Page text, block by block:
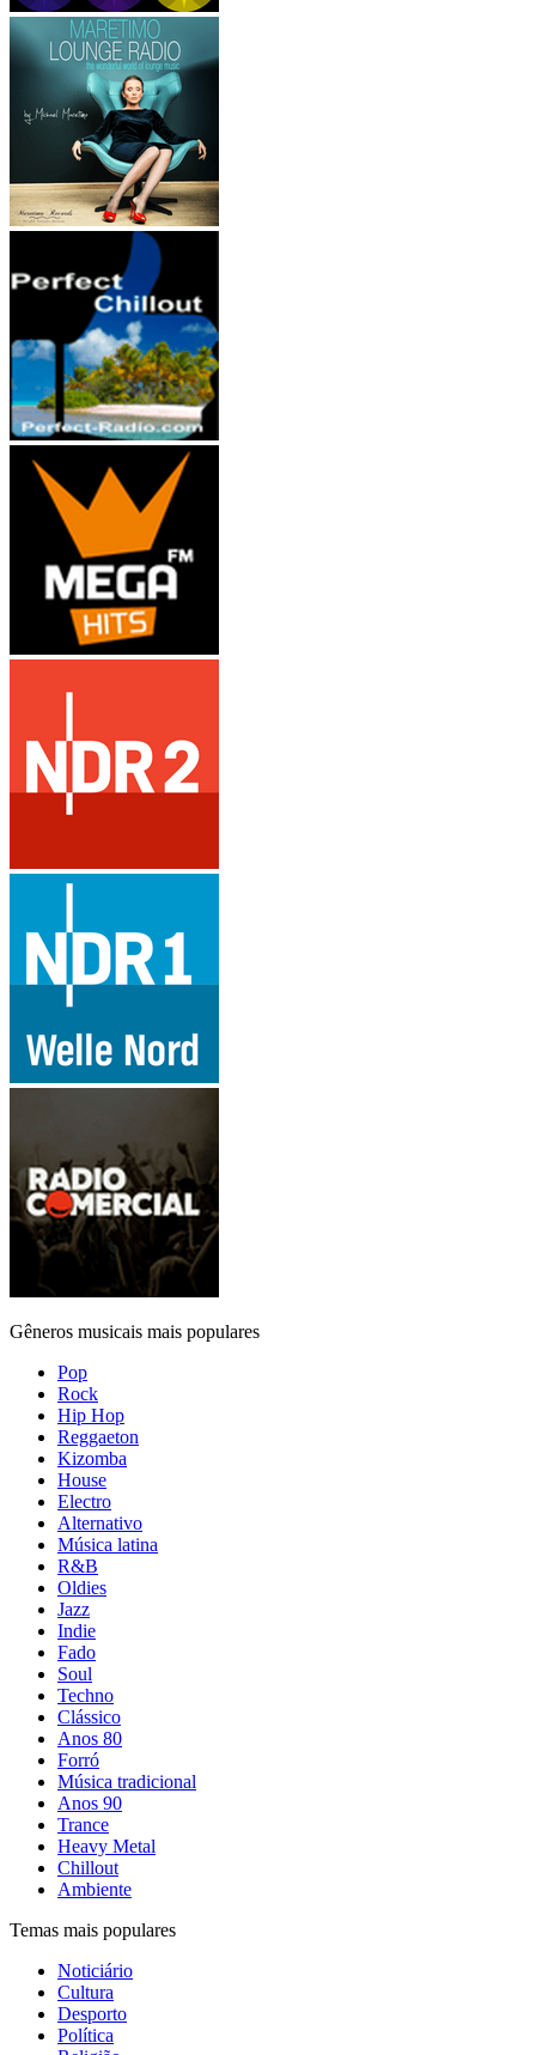
Gêneros musicais mais populares
Pop
Rock
Hip Hop
Reggaeton
Kizomba
House
Electro
Alternativo
Música latina
R&B
Oldies
Jazz
Indie
Fado
Soul
Techno
Clássico
Anos 80
Forró
Música tradicional
Anos 90
Trance
Heavy Metal
Chillout
Ambiente
Temas mais populares
Noticiário
Cultura
Desporto
Política